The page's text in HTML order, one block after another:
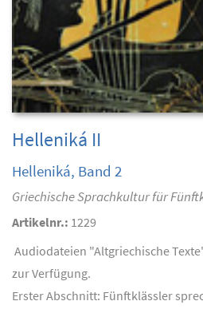
Helleniká II
Helleniká, Band 2
Griechische Sprachkultur für
Artikelnr.: 1229
Audiodateien "Altgriechische
zur Verfügung.
Erster Abschnitt: Fünftklässler